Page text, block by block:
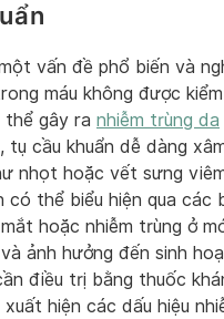
vấn đề phổ biến và
máu không được
thể gây ra nhiễm trùng da
cầu khuẩn dễ dàng
nhọt hoặc vết sưng
thể biểu hiện qua các
hoặc nhiễm trùng ở
ảnh hưởng đến sinh
điều trị bằng thuốc
hiện các dấu hiệu